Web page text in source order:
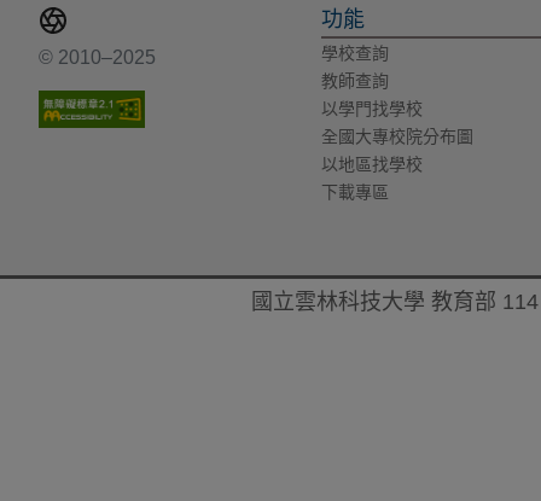
© 2010–2025
功能
學校查詢
教師查詢
以學門找學校
全國大專校院分布圖
以地區找學校
下載專區
國立雲林科技大學 教育部